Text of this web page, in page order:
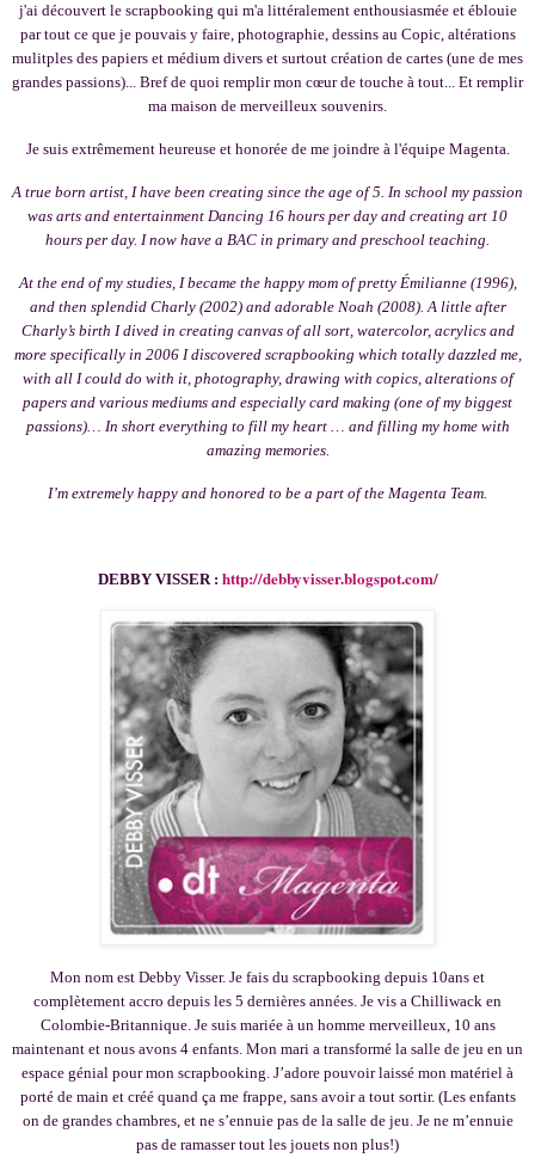
j'ai découvert le scrapbooking qui m'a littéralement enthousiasmée et éblouie
par tout ce que je pouvais y faire, photographie, dessins au Copic, altérations
mulitples des papiers et médium divers et surtout création de cartes (une de mes
grandes passions)... Bref de quoi remplir mon cœur de touche à tout... Et remplir
ma maison de merveilleux souvenirs.
Je suis extrêmement heureuse et honorée de me joindre à l'équipe Magenta.
A true born artist, I have been creating since the age of 5. In school my passion
was arts and entertainment Dancing 16 hours per day and creating art 10
hours per day. I now have a BAC in primary and preschool teaching.
At the end of my studies, I became the happy mom of pretty Émilianne (1996),
and then splendid Charly (2002) and adorable Noah (2008). A little after
Charly’s birth I dived in creating canvas of all sort, watercolor, acrylics and
more specifically in 2006 I discovered scrapbooking which totally dazzled me,
with all I could do with it, photography, drawing with copics, alterations of
papers and various mediums and especially card making (one of my biggest
passions)… In short everything to fill my heart … and filling my home with
amazing memories.
I’m extremely happy and honored to be a part of the Magenta Team.
DEBBY VISSER : http://debbyvisser.blogspot.com/
Mon nom est Debby Visser. Je fais du scrapbooking depuis 10ans et
complètement accro depuis les 5 dernières années. Je vis a Chilliwack en
Colombie-Britannique. Je suis mariée à un homme merveilleux, 10 ans
maintenant et nous avons 4 enfants. Mon mari a transformé la salle de jeu en un
espace génial pour mon scrapbooking. J’adore pouvoir laissé mon matériel à
porté de main et créé quand ça me frappe, sans avoir a tout sortir. (Les enfants
on de grandes chambres, et ne s’ennuie pas de la salle de jeu. Je ne m’ennuie
pas de ramasser tout les jouets non plus!)